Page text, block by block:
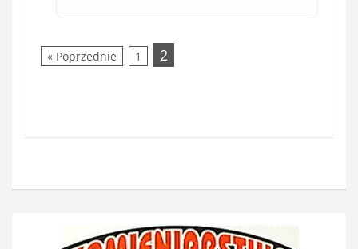
« Poprzednie 1 2